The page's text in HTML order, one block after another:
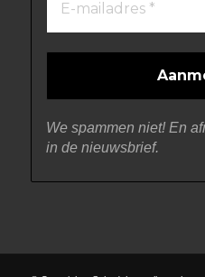
We spammen niet! En
in de nieuwsbrief.